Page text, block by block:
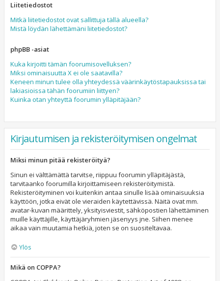
Liitetiedostot
Mitkä liitetiedostot ovat sallittuja tällä alueella?
Mistä löydän lähettämäni liitetiedostot?
phpBB -asiat
Kuka kirjoitti tämän foorumisovelluksen?
Miksi ominaisuutta X ei ole saatavilla?
Keneen minun tulee olla yhteydessä väärinkäytöstapauksissa tai
lakiasioissa tähän foorumiin liittyen?
Kuinka otan yhteyttä foorumin ylläpitäjään?
Kirjautumisen ja rekisteröitymisen ongelmat
Miksi minun pitää rekisteröityä?
Sinun ei välttämättä tarvitse, riippuu foorumin ylläpitäjästä,
tarvitaanko foorumilla kirjoittamiseen rekisteröitymistä.
Rekisteröityminen voi kuitenkin antaa sinulle lisää ominaisuuksia
käyttöön, jotka eivät ole vieraiden käytettävissä. Näitä ovat mm.
avatar-kuvan määrittely, yksityisviestit, sähköpostien lähettäminen
muille käyttäjille, käyttäjäryhmien jäsenyys jne. Siihen menee
aikaa vain muutamia hetkiä, joten se on suositeltavaa.
Ylös
Mikä on COPPA?